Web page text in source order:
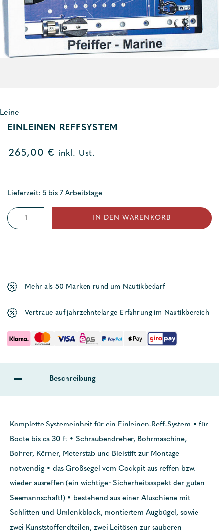
Leine
EINLEINEN REFFSYSTEM
265,00 € inkl. Ust.
Lieferzeit: 5 bis 7 Arbeitstage
Einleinen
Reffsystem
IN DEN WARENKORB
Mehr als 50 Marken rund um Nautikbedarf
Vertraue auf jahrzehntelange Erfahrung im Nautikbereich
Beschreibung
Komplette Systemeinheit für ein Einleinen-Reff-System • für
Boote bis ca 30 ft • Schraubendreher, Bohrmaschine,
Bohrer, Körner, Meterstab und Bleistift zur Montage
notwendig • das Großsegel vom Cockpit aus reffen bzw.
wieder ausreffen (ein wichtiger Sicherheitsaspekt der guten
Seemannschaft!) • bestehend aus einer Aluschiene mit
Schlitten und Umlenkblock, montiertem Augbügel, sowie
zwei Kunststoffendteilen, zwei Leitösen zur sauberen